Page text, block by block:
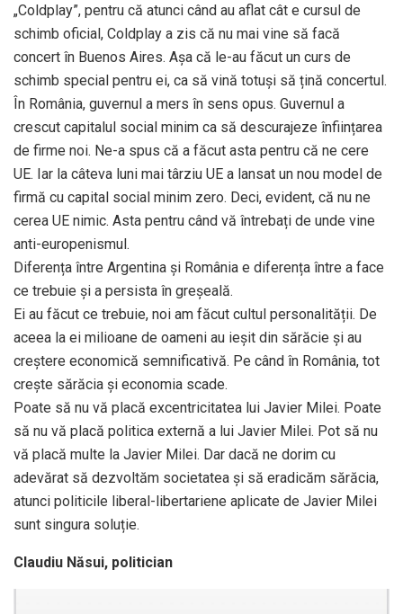
„Coldplay”, pentru că atunci când au aflat cât e cursul de
schimb oficial, Coldplay a zis că nu mai vine să facă
concert în Buenos Aires. Așa că le-au făcut un curs de
schimb special pentru ei, ca să vină totuși să țină concertul.
În România, guvernul a mers în sens opus. Guvernul a
crescut capitalul social minim ca să descurajeze înființarea
de firme noi. Ne-a spus că a făcut asta pentru că ne cere
UE. Iar la câteva luni mai târziu UE a lansat un nou model de
firmă cu capital social minim zero. Deci, evident, că nu ne
cerea UE nimic. Asta pentru când vă întrebați de unde vine
anti-europenismul.
Diferența între Argentina și România e diferența între a face
ce trebuie și a persista în greșeală.
Ei au făcut ce trebuie, noi am făcut cultul personalității. De
aceea la ei milioane de oameni au ieșit din sărăcie și au
creștere economică semnificativă. Pe când în România, tot
crește sărăcia și economia scade.
Poate să nu vă placă excentricitatea lui Javier Milei. Poate
să nu vă placă politica externă a lui Javier Milei. Pot să nu
vă placă multe la Javier Milei. Dar dacă ne dorim cu
adevărat să dezvoltăm societatea și să eradicăm sărăcia,
atunci politicile liberal-libertariene aplicate de Javier Milei
sunt singura soluție.
Claudiu Năsui, politician